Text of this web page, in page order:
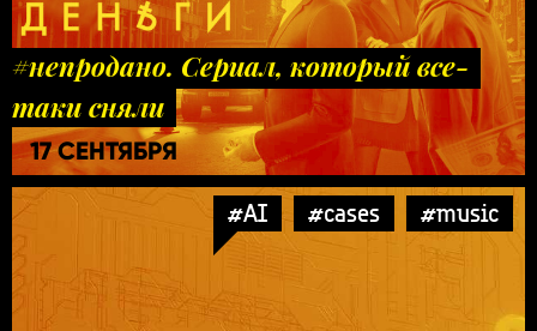
#непродано. Сериал, который все-
таки сняли
17 СЕНТЯБРЯ
#AI #cases #music